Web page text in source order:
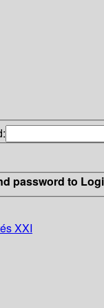
password to
XXI